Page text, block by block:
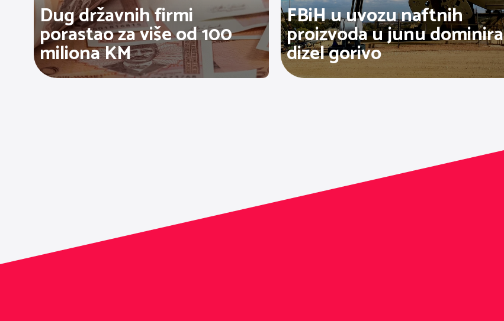
Dug državnih firmi
porastao za više od 100
miliona KM
FBiH u uvozu naftnih
proizvoda u junu dominira
dizel gorivo